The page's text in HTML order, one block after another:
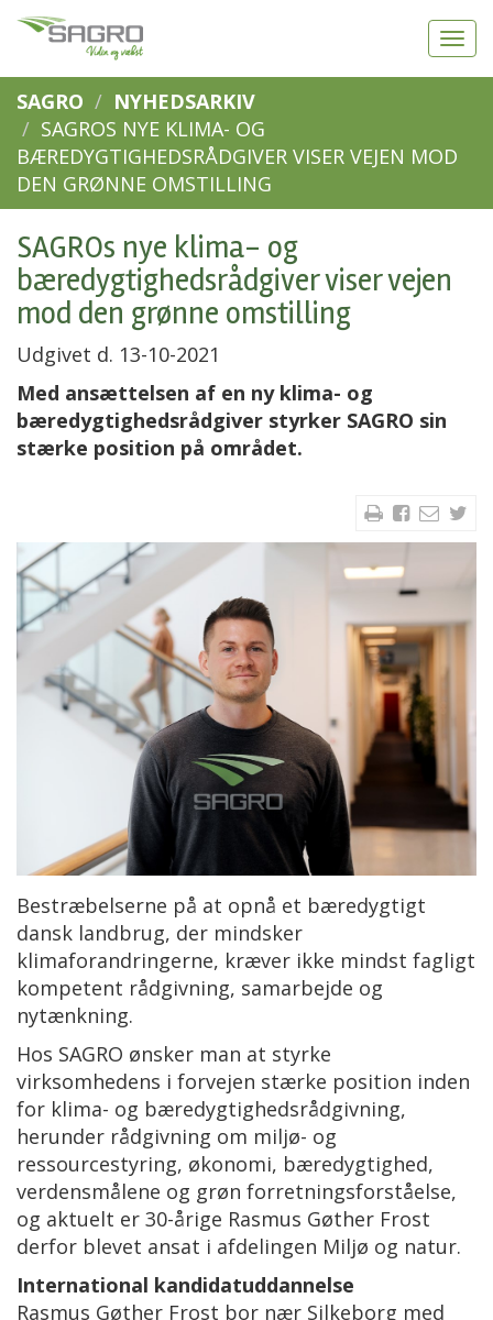
SAGRO
NYHEDSARKIV
SAGROS NYE KLIMA- OG
BÆREDYGTIGHEDSRÅDGIVER VISER VEJEN MOD
DEN GRØNNE OMSTILLING
SAGROs nye klima- og
bæredygtighedsrådgiver viser vejen
mod den grønne omstilling
Udgivet d. 13-10-2021
Med ansættelsen af en ny klima- og
bæredygtighedsrådgiver styrker SAGRO sin
stærke position på området.
Bestræbelserne på at opnå et bæredygtigt
dansk landbrug, der mindsker
klimaforandringerne, kræver ikke mindst fagligt
kompetent rådgivning, samarbejde og
nytænkning.
Hos SAGRO ønsker man at styrke
virksomhedens i forvejen stærke position inden
for klima- og bæredygtighedsrådgivning,
herunder rådgivning om miljø- og
ressourcestyring, økonomi, bæredygtighed,
verdensmålene og grøn forretningsforståelse,
og aktuelt er 30-årige Rasmus Gøther Frost
derfor blevet ansat i afdelingen Miljø og natur.
International kandidatuddannelse
Rasmus Gøther Frost bor nær Silkeborg med